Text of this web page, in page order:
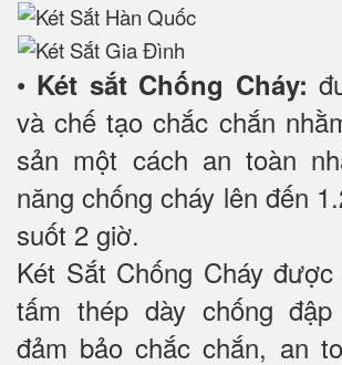
• Két sắt Chống Cháy:
và chế tạo chắc chắn
sản một cách an toàn
năng chống cháy lên đến
suốt 2 giờ.
Két Sắt Chống Cháy
tấm thép dày chống
đảm bảo chắc chắn, an